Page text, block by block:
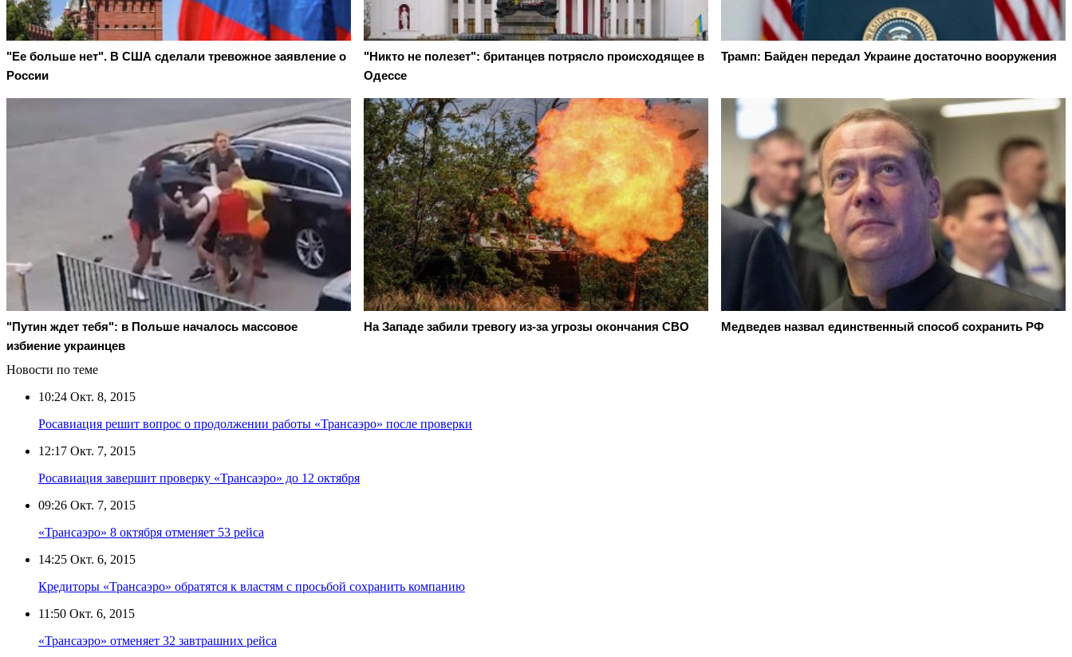
"Ее больше нет". В США сделали тревожное заявление о
России
"Никто не полезет": британцев потрясло происходящее в
Одессе
Трамп: Байден передал Украине достаточно вооружения
"Путин ждет тебя": в Польше началось массовое
избиение украинцев
На Западе забили тревогу из-за угрозы окончания СВО Медведев назвал единственный способ сохранить РФ
Новости по теме
10:24 Окт. 8, 2015
Росавиация решит вопрос о продолжении работы «Трансаэро» после проверки
12:17 Окт. 7, 2015
Росавиация завершит проверку «Трансаэро» до 12 октября
09:26 Окт. 7, 2015
«Трансаэро» 8 октября отменяет 53 рейса
14:25 Окт. 6, 2015
Кредиторы «Трансаэро» обратятся к властям с просьбой сохранить компанию
11:50 Окт. 6, 2015
«Трансаэро» отменяет 32 завтрашних рейса